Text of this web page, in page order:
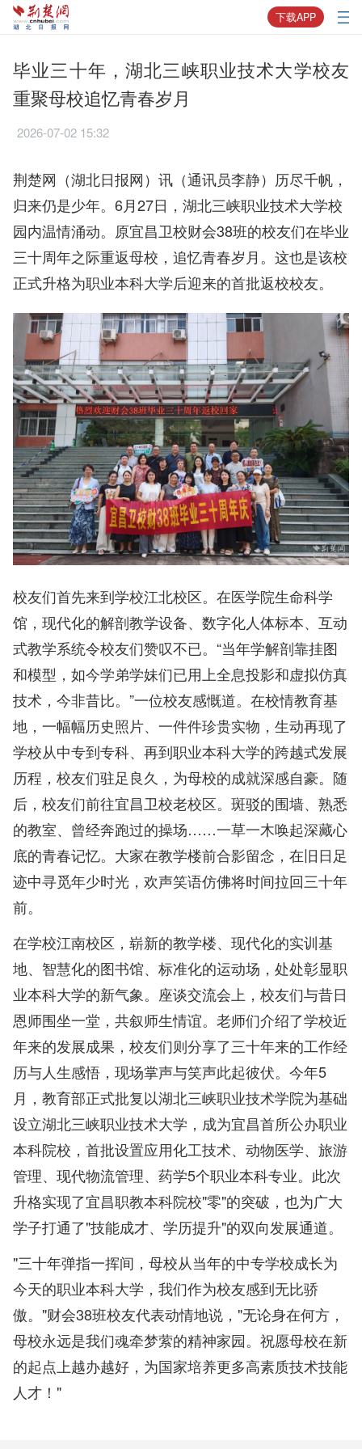
下载APP
毕业三十年，湖北三峡职业技术大学校友
重聚母校追忆青春岁月
2026-07-02 15:32
荆楚网（湖北日报网）讯（通讯员李静）历尽千帆，
归来仍是少年。6月27日，湖北三峡职业技术大学校
园内温情涌动。原宜昌卫校财会38班的校友们在毕业
三十周年之际重返母校，追忆青春岁月。这也是该校
正式升格为职业本科大学后迎来的首批返校校友。
校友们首先来到学校江北校区。在医学院生命科学
馆，现代化的解剖教学设备、数字化人体标本、互动
式教学系统令校友们赞叹不已。“当年学解剖靠挂图
和模型，如今学弟学妹们已用上全息投影和虚拟仿真
技术，今非昔比。”一位校友感慨道。在校情教育基
地，一幅幅历史照片、一件件珍贵实物，生动再现了
学校从中专到专科、再到职业本科大学的跨越式发展
历程，校友们驻足良久，为母校的成就深感自豪。随
后，校友们前往宜昌卫校老校区。斑驳的围墙、熟悉
的教室、曾经奔跑过的操场……一草一木唤起深藏心
底的青春记忆。大家在教学楼前合影留念，在旧日足
迹中寻觅年少时光，欢声笑语仿佛将时间拉回三十年
前。
在学校江南校区，崭新的教学楼、现代化的实训基
地、智慧化的图书馆、标准化的运动场，处处彰显职
业本科大学的新气象。座谈交流会上，校友们与昔日
恩师围坐一堂，共叙师生情谊。老师们介绍了学校近
年来的发展成果，校友们则分享了三十年来的工作经
历与人生感悟，现场掌声与笑声此起彼伏。今年5
月，教育部正式批复以湖北三峡职业技术学院为基础
设立湖北三峡职业技术大学，成为宜昌首所公办职业
本科院校，首批设置应用化工技术、动物医学、旅游
管理、现代物流管理、药学5个职业本科专业。此次
升格实现了宜昌职教本科院校"零"的突破，也为广大
学子打通了"技能成才、学历提升"的双向发展通道。
"三十年弹指一挥间，母校从当年的中专学校成长为
今天的职业本科大学，我们作为校友感到无比骄
傲。"财会38班校友代表动情地说，"无论身在何方，
母校永远是我们魂牵梦萦的精神家园。祝愿母校在新
的起点上越办越好，为国家培养更多高素质技术技能
人才！"